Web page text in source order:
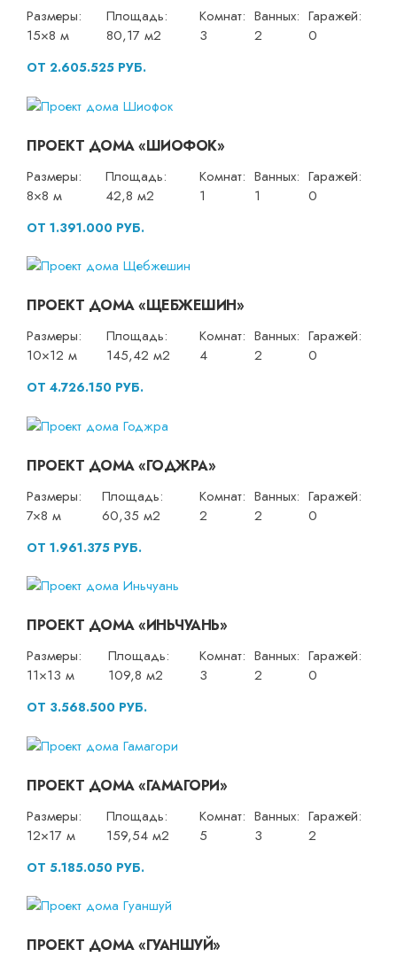
Размеры:
15×8 м
Площадь:
80,17 м2
Комнат:
3
Ванных:
2
Гаражей:
0
ОТ 2.605.525 РУБ.
ПРОЕКТ ДОМА «ШИОФОК»
Размеры:
8×8 м
Площадь:
42,8 м2
Комнат:
1
Ванных:
1
Гаражей:
0
ОТ 1.391.000 РУБ.
ПРОЕКТ ДОМА «ЩЕБЖЕШИН»
Размеры:
10×12 м
Площадь:
145,42 м2
Комнат:
4
Ванных:
2
Гаражей:
0
ОТ 4.726.150 РУБ.
ПРОЕКТ ДОМА «ГОДЖРА»
Размеры:
7×8 м
Площадь:
60,35 м2
Комнат:
2
Ванных:
2
Гаражей:
0
ОТ 1.961.375 РУБ.
ПРОЕКТ ДОМА «ИНЬЧУАНЬ»
Размеры:
11×13 м
Площадь:
109,8 м2
Комнат:
3
Ванных:
2
Гаражей:
0
ОТ 3.568.500 РУБ.
ПРОЕКТ ДОМА «ГАМАГОРИ»
Размеры:
12×17 м
Площадь:
159,54 м2
Комнат:
5
Ванных:
3
Гаражей:
2
ОТ 5.185.050 РУБ.
ПРОЕКТ ДОМА «ГУАНШУЙ»